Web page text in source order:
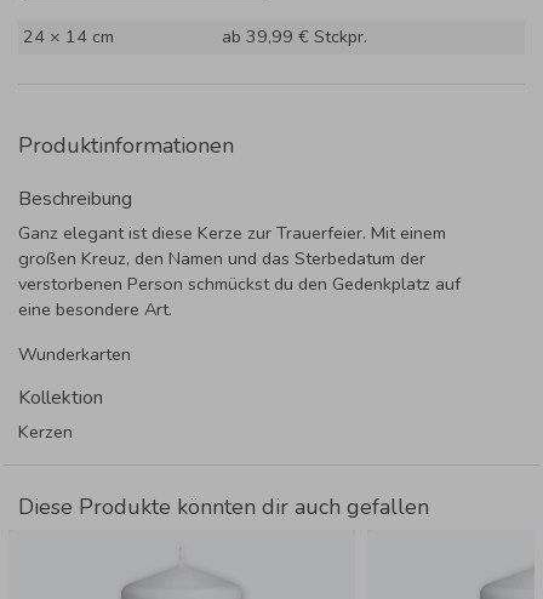
24 × 14 cm ab 39,99 € Stckpr.
Produktinformationen
Beschreibung
Ganz elegant ist diese Kerze zur Trauerfeier. Mit einem
großen Kreuz, den Namen und das Sterbedatum der
verstorbenen Person schmückst du den Gedenkplatz auf
eine besondere Art.
Wunderkarten
Kollektion
Kerzen
Diese Produkte könnten dir auch gefallen